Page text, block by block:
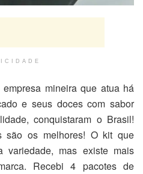
mineira que atua há
e seus doces com sabor
conquistaram o Brasil!
são os melhores! O kit que
mas existe mais
Recebi 4 pacotes de